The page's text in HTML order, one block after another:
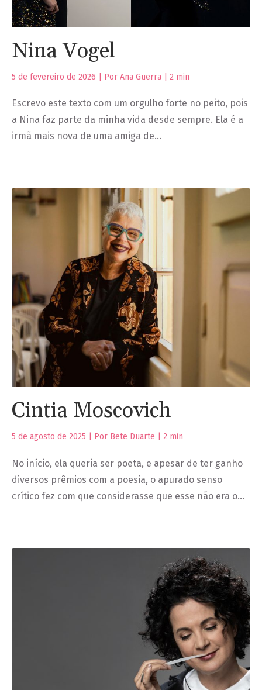
Nina Vogel
5 de fevereiro de 2026 | Por Ana Guerra | 2 min
Escrevo este texto com um orgulho forte no peito, pois
a Nina faz parte da minha vida desde sempre. Ela é a
irmã mais nova de uma amiga de…
Cintia Moscovich
5 de agosto de 2025 | Por Bete Duarte | 2 min
No início, ela queria ser poeta, e apesar de ter ganho
diversos prêmios com a poesia, o apurado senso
crítico fez com que considerasse que esse não era o…